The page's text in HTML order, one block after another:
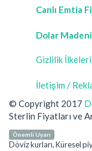
Canlı Emtia
Dolar
Gizlilik İlkeleri
İletişim /
© Copyright 2017
Sterlin Fiyatları ve
Önemli Uyarı
Döviz kurları, Küresel